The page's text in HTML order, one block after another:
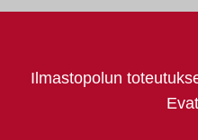
Ilmastopolun